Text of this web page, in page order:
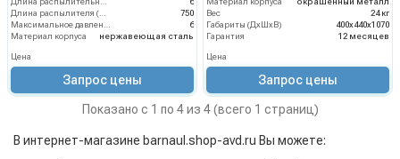
Длина распылительного шланга (м)
6
Длина распылителя (мм)
750
Максимальное давление на выходе (бар)
6
Материал корпуса
нержавеющая сталь
Цена
Запрос цены
Материал корпуса
окрашенный металл
Вес
24 кг
Габариты (ДхШхВ)
400x440x1070
Гарантия
12 месяцев
Цена
Запрос цены
Показано с 1 по 4 из 4 (всего 1 страниц)
В интернет-магазине barnaul.shop-avd.ru Вы можете: